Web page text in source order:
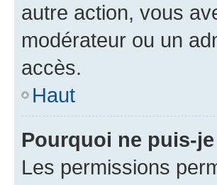
autre action, vous
modérateur ou un
accès.
Haut
Pourquoi ne puis-
Les permissions